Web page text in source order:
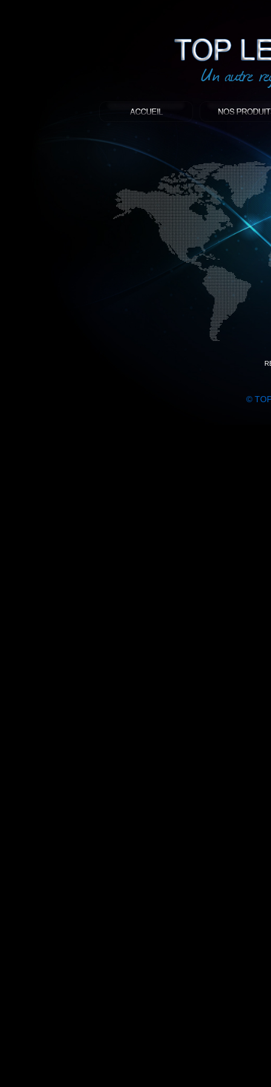
©
: Top led world
Produit décoratif led
Objet publicitaire led
éclairage blanc led
Enseigne publicitaire
Fabriquant et distributeur français
gamme à base de LED.
led, Topledworld, top led world, top
économie énergie, edf, lumière,